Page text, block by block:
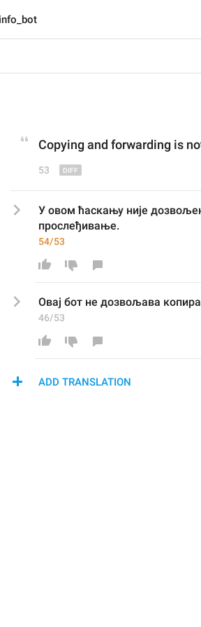
Copying and forwarding is
53
У овом ћаскању није
прослеђивање.
54/53
Овај бот не дозвољава
46/53
ADD TRANSLATION